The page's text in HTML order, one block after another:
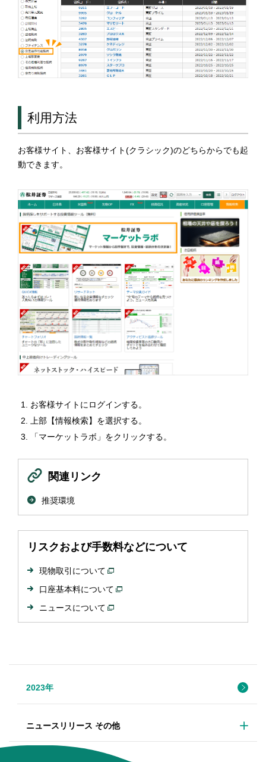
利用方法
お客様サイト、お客様サイト(クラシック)のどちらからでも起
動できます。
お客様サイトにログインする。
上部【情報検索】を選択する。
「マーケットラボ」をクリックする。
関連リンク
推奨環境
リスクおよび手数料などについて
現物取引について
口座基本料について
ニュースについて
2023年
ニュースリリース その他